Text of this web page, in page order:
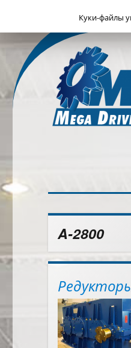
Mega Drive
A-2800
Куки-файлы